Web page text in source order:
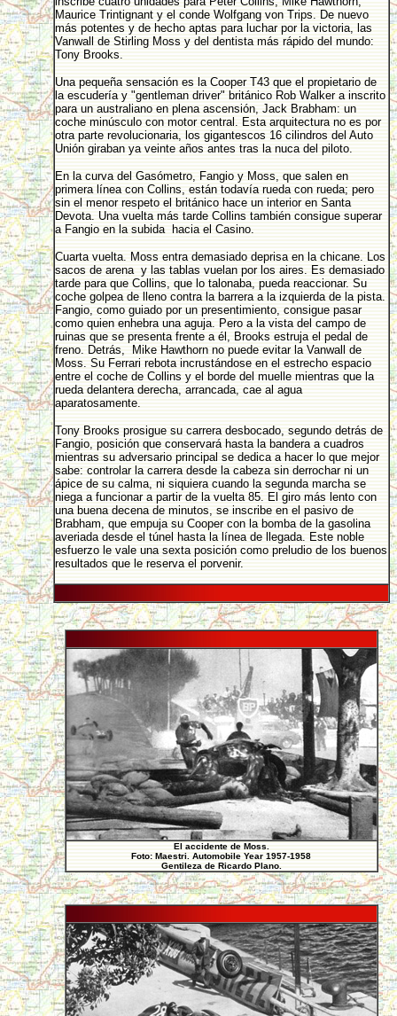
Maurice Trintignant y el conde Wolfgang von Trips. De nuevo
más potentes y de hecho aptas para luchar por la victoria, las
Vanwall de Stirling Moss y del dentista más rápido del mundo:
Tony Brooks.
Una pequeña sensación es la Cooper T43 que el propietario de
la escudería y "gentleman driver" británico Rob Walker a inscrito
para un australiano en plena ascensión, Jack Brabham: un
coche minúsculo con motor central. Esta arquitectura no es por
otra parte revolucionaria, los gigantescos 16 cilindros del Auto
Unión giraban ya veinte años antes tras la nuca del piloto.
En la curva del Gasómetro, Fangio y Moss, que salen en
primera línea con Collins, están todavía rueda con rueda; pero
sin el menor respeto el británico hace un interior en Santa
Devota. Una vuelta más tarde Collins también consigue superar
a Fangio en la subida hacia el Casino.
Cuarta vuelta. Moss entra demasiado deprisa en la chicane. Los
sacos de arena y las tablas vuelan por los aires. Es demasiado
tarde para que Collins, que lo talonaba, pueda reaccionar. Su
coche golpea de lleno contra la barrera a la izquierda de la pista.
Fangio, como guiado por un presentimiento, consigue pasar
como quien enhebra una aguja. Pero a la vista del campo de
ruinas que se presenta frente a él, Brooks estruja el pedal de
freno. Detrás, Mike Hawthorn no puede evitar la Vanwall de
Moss. Su Ferrari rebota incrustándose en el estrecho espacio
entre el coche de Collins y el borde del muelle mientras que la
rueda delantera derecha, arrancada, cae al agua
aparatosamente.
Tony Brooks prosigue su carrera desbocado, segundo detrás de
Fangio, posición que conservará hasta la bandera a cuadros
mientras su adversario principal se dedica a hacer lo que mejor
sabe: controlar la carrera desde la cabeza sin derrochar ni un
ápice de su calma, ni siquiera cuando la segunda marcha se
niega a funcionar a partir de la vuelta 85. El giro más lento con
una buena decena de minutos, se inscribe en el pasivo de
Brabham, que empuja su Cooper con la bomba de la gasolina
averiada desde el túnel hasta la línea de llegada. Este noble
esfuerzo le vale una sexta posición como preludio de los buenos
resultados que le reserva el porvenir.
El accidente de Moss.
Foto: Maestri. Automobile Year 1957-1958
Gentileza de Ricardo Plano.